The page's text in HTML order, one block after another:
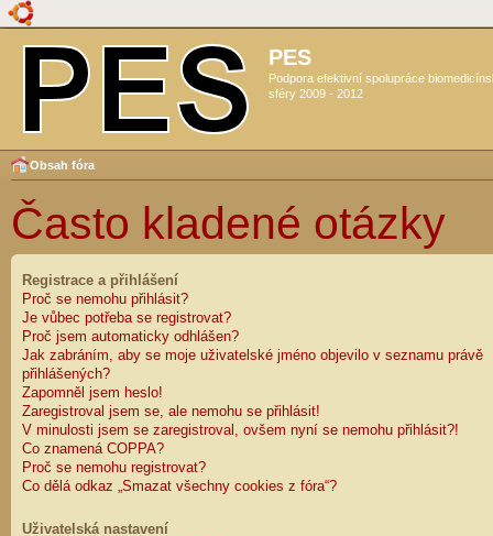
PES
Podpora efektivní spolupráce
sféry 2009 - 2012
Obsah fóra
Často kladené otázky
Registrace a přihlášení
Proč se nemohu přihlásit?
Je vůbec potřeba se registrovat?
Proč jsem automaticky odhlášen?
Jak zabráním, aby se moje uživatelské jméno objevilo v seznamu právě
přihlášených?
Zapomněl jsem heslo!
Zaregistroval jsem se, ale nemohu se přihlásit!
V minulosti jsem se zaregistroval, ovšem nyní se nemohu přihlásit?!
Co znamená COPPA?
Proč se nemohu registrovat?
Co dělá odkaz „Smazat všechny cookies z fóra“?
Uživatelská nastavení